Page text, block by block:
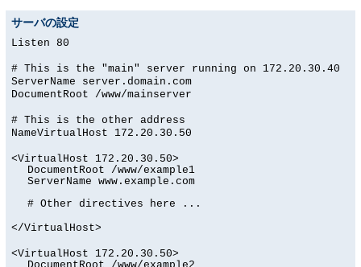
サーバの設定
Listen 80
# This is the "main" server running on 172.20.30.40
ServerName server.domain.com
DocumentRoot /www/mainserver
# This is the other address
NameVirtualHost 172.20.30.50
<VirtualHost 172.20.30.50>
DocumentRoot /www/example1
ServerName www.example.com
# Other directives here ...
</VirtualHost>
<VirtualHost 172.20.30.50>